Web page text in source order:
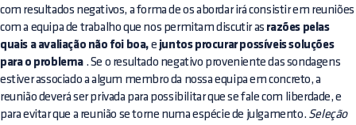
com resultados negativos, a forma de os abordar irá consistir em reuniões
com a equipa de trabalho que nos permitam discutir as razões pelas
quais a avaliação não foi boa, e juntos procurar possíveis soluções
para o problema . Se o resultado negativo proveniente das sondagens
estiver associado a algum membro da nossa equipa em concreto, a
reunião deverá ser privada para possibilitar que se fale com liberdade, e
para evitar que a reunião se torne numa espécie de julgamento. Seleção